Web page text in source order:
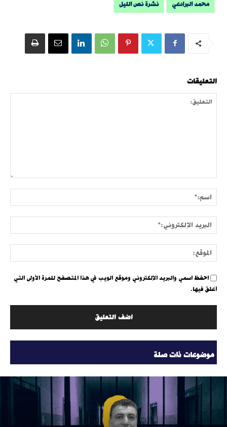
محمد البرادعي نشرة نص الليل
التعليقات
احفظ اسمي والبريد الإلكتروني وموقع الويب في هذا المتصفح للمرة الأولى التي
أعلق فيها.
موضوعات ذات صلة